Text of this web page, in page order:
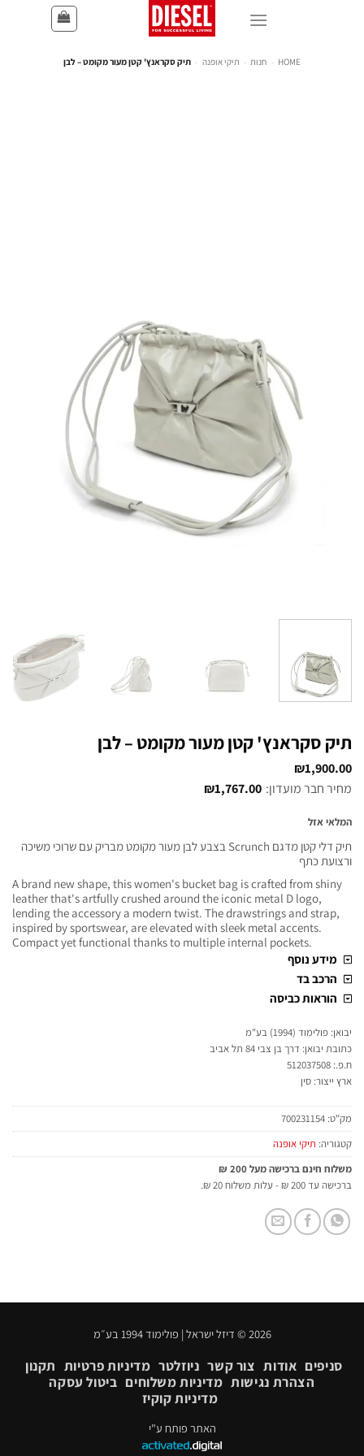
HOME
- חנות - תיקי אופנה - תיק סקראנץ' קטן מעור מקומט – לבן
תיק סקראנץ' קטן מעור מקומט – לבן
₪1,900.00
מחיר חבר מועדון:
₪1,767.00
המלאי אזל
תיק דלי קטן מדגם Scrunch בצבע לבן מעור מקומט מבריק עם שרוכי משיכה
ורצועת כתף
A brand new shape, this women's bucket bag is crafted from shiny
leather that's artfully crushed around the iconic metal D logo,
lending the accessory a modern twist. The drawstrings and strap,
inspired by sportswear, are elevated with sleek metal accents.
Compact yet functional thanks to multiple internal pockets.
מידע נוסף
הרכב בד
הוראות כביסה
יבואן: פולימוד (1994) בע"מ
כתובת יבואן: דרך בן צבי 84 תל אביב
ח.פ.: 512037508
ארץ ייצור: סין
מק"ט: 700231154
קטגוריה: תיקי אופנה
משלוח חינם ברכישה מעל 200 ₪
ברכישה עד 200 ₪ - עלות משלוח 20 ₪.
2026 © דיזל ישראל | פולימוד 1994 בע״מ
סניפים אודות צור קשר ניוזלטר מדיניות פרטיות תקנון
הצהרת נגישות מדיניות משלוחים ביטול עסקה
מדיניות קוקיז
האתר פותח ע"י